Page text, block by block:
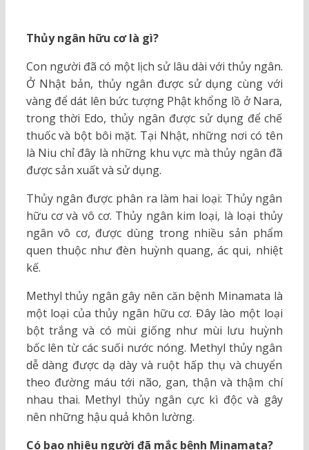
Thủy ngân hữu cơ là gì?
Con người đã có một lịch sử lâu dài với thủy ngân.
Ở Nhật bản, thủy ngân được sử dụng cùng với
vàng để dát lên bức tượng Phật khổng lồ ở Nara,
trong thời Edo, thủy ngân được sử dụng để chế
thuốc và bột bôi mặt. Tại Nhật, những nơi có tên
là Niu chỉ đây là những khu vực mà thủy ngân đã
được sản xuất và sử dụng.
Thủy ngân được phân ra làm hai loại: Thủy ngân
hữu cơ và vô cơ. Thủy ngân kim loại, là loại thủy
ngân vô cơ, được dùng trong nhiều sản phẩm
quen thuộc như đèn huỳnh quang, ác qui, nhiệt
kế.
Methyl thủy ngân gây nên căn bệnh Minamata là
một loại của thủy ngân hữu cơ. Đây lào một loại
bột trắng và có mùi giống như mùi lưu huỳnh
bốc lên từ các suối nước nóng. Methyl thủy ngân
dễ dàng được dạ dày và ruột hấp thụ và chuyển
theo đường máu tới não, gan, thận và thậm chí
nhau thai. Methyl thủy ngân cực kì độc và gây
nên những hậu quả khôn lường.
Có bao nhiêu người đã mắc bệnh Minamata?